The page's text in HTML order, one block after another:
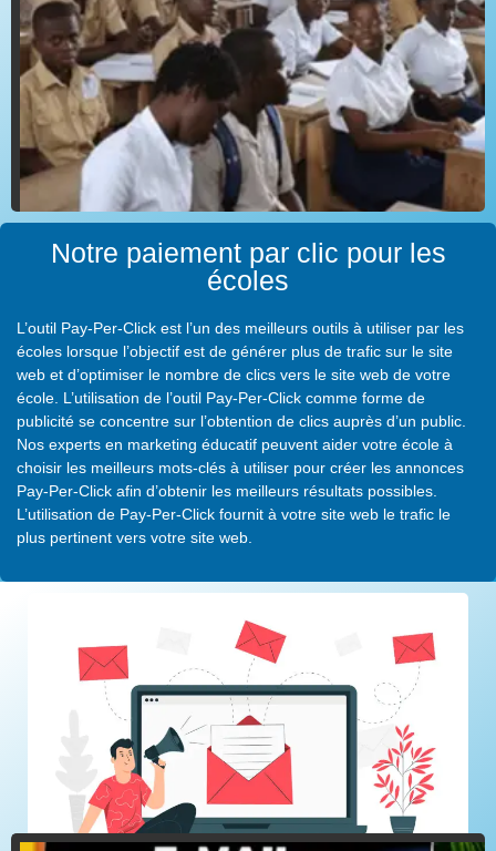
Notre paiement par clic pour les
écoles
L’outil Pay-Per-Click est l’un des meilleurs outils à utiliser par les
écoles lorsque l’objectif est de générer plus de trafic sur le site
web et d’optimiser le nombre de clics vers le site web de votre
école. L’utilisation de l’outil Pay-Per-Click comme forme de
publicité se concentre sur l’obtention de clics auprès d’un public.
Nos experts en marketing éducatif peuvent aider votre école à
choisir les meilleurs mots-clés à utiliser pour créer les annonces
Pay-Per-Click afin d’obtenir les meilleurs résultats possibles.
L’utilisation de Pay-Per-Click fournit à votre site web le trafic le
plus pertinent vers votre site web.